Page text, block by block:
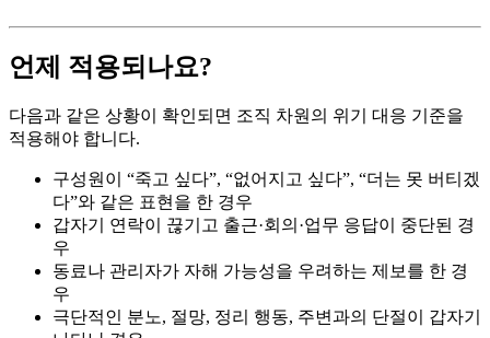
언제 적용되나요?
다음과 같은 상황이 확인되면 조직 차원의 위기 대응 기준을
적용해야 합니다.
구성원이 “죽고 싶다”, “없어지고 싶다”, “더는 못 버티겠
다”와 같은 표현을 한 경우
갑자기 연락이 끊기고 출근·회의·업무 응답이 중단된 경
우
동료나 관리자가 자해 가능성을 우려하는 제보를 한 경
우
극단적인 분노, 절망, 정리 행동, 주변과의 단절이 갑자기